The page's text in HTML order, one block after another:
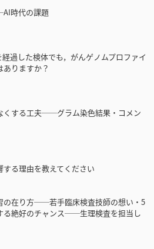
時代の課題
過した検体でも，がんゲノムプロファイ
ありますか？
くする工夫──グラム染色結果・コメン
る理由を教えてください
の在り方──若手臨床検査技師の想い・5
る絶好のチャンス──生理検査を担当し